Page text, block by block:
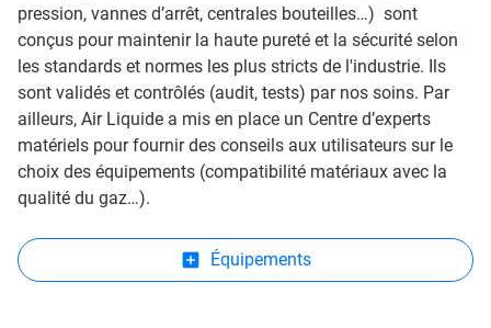
pression, vannes d’arrêt, centrales bouteilles…) sont
conçus pour maintenir la haute pureté et la sécurité selon
les standards et normes les plus stricts de l'industrie. Ils
sont validés et contrôlés (audit, tests) par nos soins. Par
ailleurs, Air Liquide a mis en place un Centre d’experts
matériels pour fournir des conseils aux utilisateurs sur le
choix des équipements (compatibilité matériaux avec la
qualité du gaz…).
Équipements